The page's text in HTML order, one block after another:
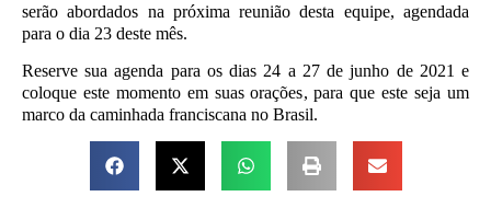
serão abordados na próxima reunião desta equipe, agendada
para o dia 23 deste mês.
Reserve sua agenda para os dias 24 a 27 de junho de 2021 e
coloque este momento em suas orações, para que este seja um
marco da caminhada franciscana no Brasil.